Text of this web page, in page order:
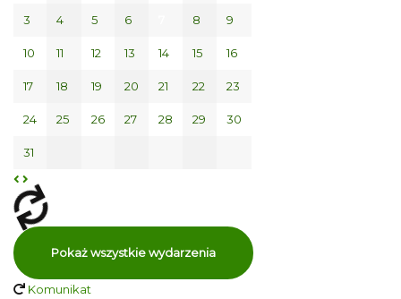
3 4 5 6 8 9
10 11 12 13 14 15 16
17 18 19 20 21 22 23
24 25 26 27 28 29 30
31
Pokaż wszystkie wydarzenia
Komunikat